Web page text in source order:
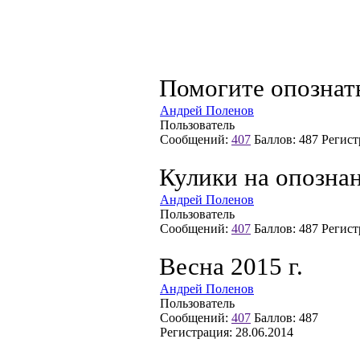
Помогите
Андрей Поленов
Пользователь
Сообщений: 407 Баллов: 487
Кулики на
Андрей Поленов
Пользователь
Сообщений: 407 Баллов: 487
Весна 2015 г.
Андрей Поленов
Пользователь
Сообщений: 407 Баллов: 487
Регистрация: 28.06.2014